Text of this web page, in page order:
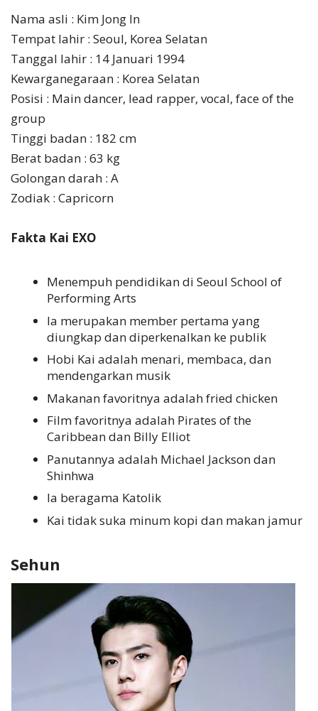
Nama asli : Kim Jong In
Tempat lahir : Seoul, Korea Selatan
Tanggal lahir : 14 Januari 1994
Kewarganegaraan : Korea Selatan
Posisi : Main dancer, lead rapper, vocal, face of the
group
Tinggi badan : 182 cm
Berat badan : 63 kg
Golongan darah : A
Zodiak : Capricorn
Fakta Kai EXO
Menempuh pendidikan di Seoul School of
Performing Arts
Ia merupakan member pertama yang
diungkap dan diperkenalkan ke publik
Hobi Kai adalah menari, membaca, dan
mendengarkan musik
Makanan favoritnya adalah fried chicken
Film favoritnya adalah Pirates of the
Caribbean dan Billy Elliot
Panutannya adalah Michael Jackson dan
Shinhwa
Ia beragama Katolik
Kai tidak suka minum kopi dan makan jamur
Sehun